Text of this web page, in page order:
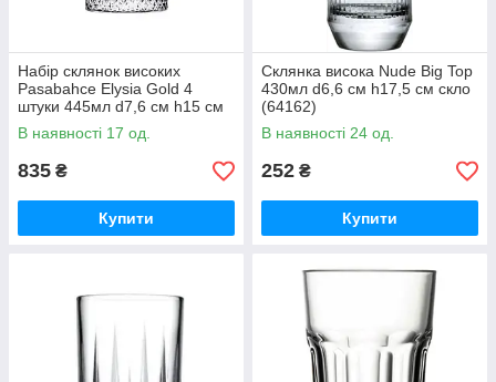
Набір склянок високих
Pasabahce Elysia Gold 4
штуки 445мл d7,6 см h15 см
скло (520015Gold)
В наявності 17 од.
835 ₴
Купити
Склянка висока Nude Big Top
430мл d6,6 см h17,5 см скло
(64162)
В наявності 24 од.
252 ₴
Купити